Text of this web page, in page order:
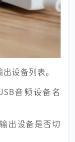
设备列表。
音频设备名
出设备是否切